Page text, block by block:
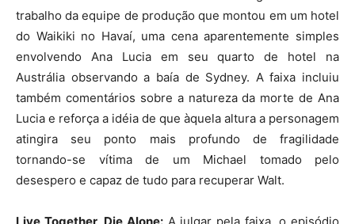
trabalho da equipe de produção que montou em um hotel
do Waikiki no Havaí, uma cena aparentemente simples
envolvendo Ana Lucia em seu quarto de hotel na
Austrália observando a baía de Sydney. A faixa incluiu
também comentários sobre a natureza da morte de Ana
Lucia e reforça a idéia de que àquela altura a personagem
atingira seu ponto mais profundo de fragilidade
tornando-se vítima de um Michael tomado pelo
desespero e capaz de tudo para recuperar Walt.